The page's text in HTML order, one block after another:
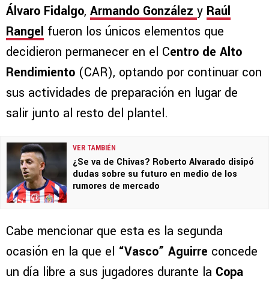
Álvaro Fidalgo, Armando González y Raúl
Rangel fueron los únicos elementos que
decidieron permanecer en el Centro de Alto
Rendimiento (CAR), optando por continuar con
sus actividades de preparación en lugar de
salir junto al resto del plantel.
VER TAMBIÉN
¿Se va de Chivas? Roberto Alvarado disipó
dudas sobre su futuro en medio de los
rumores de mercado
Cabe mencionar que esta es la segunda
ocasión en la que el “Vasco” Aguirre concede
un día libre a sus jugadores durante la Copa